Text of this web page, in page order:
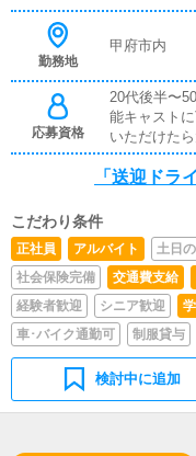
勤務地
甲府市内
応募資格
20代後半〜
能キャスト
いただけた
「送迎ドラ
こだわり条件
正社員 アルバイト 土日
社会保険完備
交通費支給
経験者歓迎
シニア歓迎
車･バイク通勤可
制服貸与
検討中に追加